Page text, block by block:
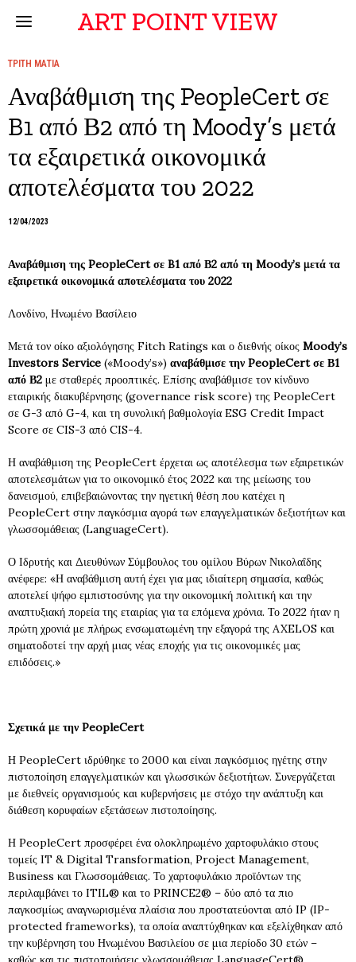
ART POINT VIEW
ΤΡΙΤΗ ΜΑΤΙΑ
Αναβάθμιση της PeopleCert σε
B1 από Β2 από τη Moody’s μετά
τα εξαιρετικά οικονομικά
αποτελέσματα του 2022
12/04/2023
Αναβάθμιση της PeopleCert σε B1 από Β2 από τη Moody’s μετά τα
εξαιρετικά οικονομικά αποτελέσματα του 2022
Λονδίνο, Ηνωμένο Βασίλειο
Μετά τον οίκο αξιολόγησης Fitch Ratings και ο διεθνής οίκος Moody’s
Investors Service («Moody’s») αναβάθμισε την PeopleCert σε Β1
από Β2 με σταθερές προοπτικές. Επίσης αναβάθμισε τον κίνδυνο
εταιρικής διακυβέρνησης (governance risk score) της PeopleCert
σε G-3 από G-4, και τη συνολική βαθμολογία ESG Credit Impact
Score σε CIS-3 από CIS-4.
Η αναβάθμιση της PeopleCert έρχεται ως αποτέλεσμα των εξαιρετικών
αποτελεσμάτων για το οικονομικό έτος 2022 και της μείωσης του
δανεισμού, επιβεβαιώνοντας την ηγετική θέση που κατέχει η
PeopleCert στην παγκόσμια αγορά των επαγγελματικών δεξιοτήτων και
γλωσσομάθειας (LanguageCert).
Ο Ιδρυτής και Διευθύνων Σύμβουλος του ομίλου Βύρων Νικολαΐδης
ανέφερε: «Η αναβάθμιση αυτή έχει για μας ιδιαίτερη σημασία, καθώς
αποτελεί ψήφο εμπιστοσύνης για την οικονομική πολιτική και την
αναπτυξιακή πορεία της εταιρίας για τα επόμενα χρόνια. Το 2022 ήταν η
πρώτη χρονιά με πλήρως ενσωματωμένη την εξαγορά της AXELOS και
σηματοδοτεί την αρχή μιας νέας εποχής για τις οικονομικές μας
επιδόσεις.»
Σχετικά με την PeopleCert
Η PeopleCert ιδρύθηκε το 2000 και είναι παγκόσμιος ηγέτης στην
πιστοποίηση επαγγελματικών και γλωσσικών δεξιοτήτων. Συνεργάζεται
με διεθνείς οργανισμούς και κυβερνήσεις με στόχο την ανάπτυξη και
διάθεση κορυφαίων εξετάσεων πιστοποίησης.
Η PeopleCert προσφέρει ένα ολοκληρωμένο χαρτοφυλάκιο στους
τομείς ΙT & Digital Transformation, Project Management,
Business και Γλωσσομάθειας. Το χαρτοφυλάκιο προϊόντων της
περιλαμβάνει το ITIL® και το PRINCE2® – δύο από τα πιο
παγκοσμίως αναγνωρισμένα πλαίσια που προστατεύονται από IP (IP-
protected frameworks), τα οποία αναπτύχθηκαν και εξελίχθηκαν από
την κυβέρνηση του Ηνωμένου Βασιλείου σε μια περίοδο 30 ετών –